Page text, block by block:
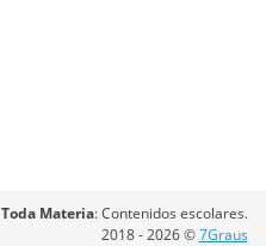
Toda Materia: Contenidos escolares.
2018 - 2026 ©7Graus